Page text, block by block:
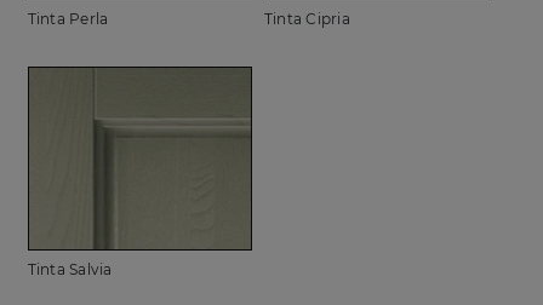
Tinta Perla Tinta Cipria
Tinta Salvia